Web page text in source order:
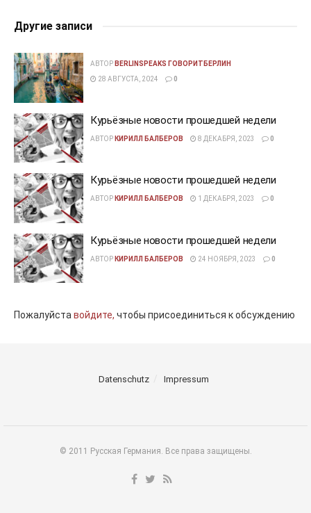
Другие записи
АВТОР BERLINSPEAKS ГОВОРИТБЕРЛИН
28 АВГУСТА, 2024
0
Курьёзные новости прошедшей недели
АВТОР КИРИЛЛ БАЛБЕРОВ 8 ДЕКАБРЯ, 2023 0
Курьёзные новости прошедшей недели
АВТОР КИРИЛЛ БАЛБЕРОВ 1 ДЕКАБРЯ, 2023 0
Курьёзные новости прошедшей недели
АВТОР КИРИЛЛ БАЛБЕРОВ 24 НОЯБРЯ, 2023 0
Пожалуйставойдите, чтобы присоединиться к обсуждению
Datenschutz Impressum
© 2011 Русская Германия. Все права защищены.